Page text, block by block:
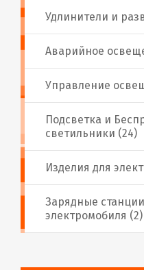
Аварийное
Подсветка и
светильники (24)
Изделия для
Удлинители и
Управление
Зарядные
электромобиля (2)